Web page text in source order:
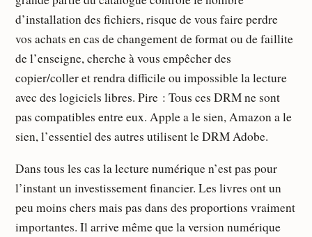
d’installation des fichiers, risque de vous faire perdre
vos achats en cas de changement de format ou de faillite
de l’enseigne, cherche à vous empêcher des
copier/coller et rendra difficile ou impossible la lecture
avec des logiciels libres. Pire : Tous ces DRM ne sont
pas compatibles entre eux. Apple a le sien, Amazon a le
sien, l’essentiel des autres utilisent le DRM Adobe.
Dans tous les cas la lecture numérique n’est pas pour
l’instant un investissement financier. Les livres ont un
peu moins chers mais pas dans des proportions vraiment
importantes. Il arrive même que la version numérique